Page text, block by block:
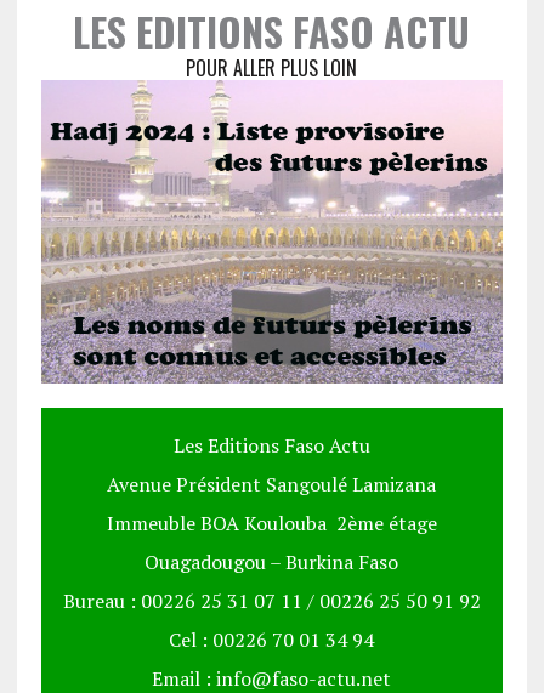
LES EDITIONS FASO ACTU
POUR ALLER PLUS LOIN
Les Editions Faso Actu
Avenue Président Sangoulé Lamizana
Immeuble BOA Koulouba 2ème étage
Ouagadougou – Burkina Faso
Bureau : 00226 25 31 07 11 / 00226 25 50 91 92
Cel : 00226 70 01 34 94
Email : info@faso-actu.net